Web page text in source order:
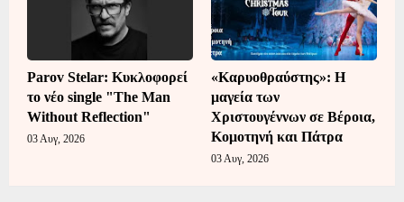
Parov Stelar: Κυκλοφορεί
το νέο single "The Man
Without Reflection"
03 Αυγ, 2026
«Καρυοθραύστης»: Η
μαγεία των
Χριστουγέννων σε Βέροια,
Κομοτηνή και Πάτρα
03 Αυγ, 2026